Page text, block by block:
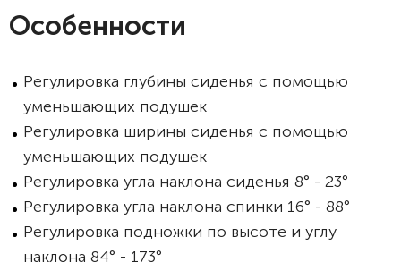
Особенности
Регулировка глубины сиденья с помощью
уменьшающих подушек
Регулировка ширины сиденья с помощью
уменьшающих подушек
Регулировка угла наклона сиденья 8° - 23°
Регулировка угла наклона спинки 16° - 88°
Регулировка подножки по высоте и углу
наклона 84° - 173°